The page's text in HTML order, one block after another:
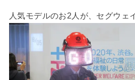
人気モデルのお2人が、セグウェ